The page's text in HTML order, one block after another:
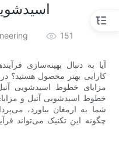
151
آیا به دنبال بهینه‌سازی
کارایی بهتر محصول هستید؟
مزایای خطوط اسیدشویی
خطوط اسیدشویی آنیل و
شما به ارمغان بیاورد،
چگونه این تکنیک می‌تواند